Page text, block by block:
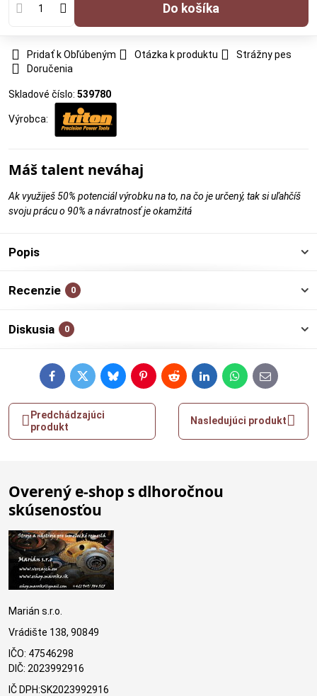
Do košíka
Pridať k Obľúbeným Otázka k produktu
Strážny pes
Doručenia
Skladové číslo: 539780
Výrobca:
Máš talent neváhaj
Ak využiješ 50% potenciál výrobku na to, na čo je určený, tak si uľahčíš
svoju prácu o 90% a návratnosť je okamžitá
Popis
Recenzie 0
Diskusia 0
FacebookTwitterBlueskyPinterestRedditLinkedInWhatsApp
E-
mail
Predchádzajúci
produkt
Nasledujúci produkt
Overený e-shop s dlhoročnou
skúsenosťou
Marián s.r.o.
Vrádište 138, 90849
IČO: 47546298
DIČ: 2023992916
IČ DPH:SK2023992916